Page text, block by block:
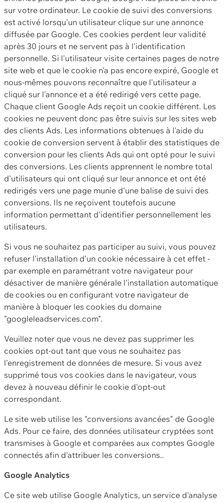
sur votre ordinateur. Le cookie de suivi des conversions
est activé lorsqu'un utilisateur clique sur une annonce
diffusée par Google. Ces cookies perdent leur validité
après 30 jours et ne servent pas à l'identification
personnelle. Si l'utilisateur visite certaines pages de notre
site web et que le cookie n'a pas encore expiré, Google et
nous-mêmes pouvons reconnaître que l'utilisateur a
cliqué sur l'annonce et a été redirigé vers cette page.
Chaque client Google Ads reçoit un cookie différent. Les
cookies ne peuvent donc pas être suivis sur les sites web
des clients Ads. Les informations obtenues à l'aide du
cookie de conversion servent à établir des statistiques de
conversion pour les clients Ads qui ont opté pour le suivi
des conversions. Les clients apprennent le nombre total
d'utilisateurs qui ont cliqué sur leur annonce et ont été
redirigés vers une page munie d'une balise de suivi des
conversions. Ils ne reçoivent toutefois aucune
information permettant d'identifier personnellement les
utilisateurs.
Si vous ne souhaitez pas participer au suivi, vous pouvez
refuser l'installation d'un cookie nécessaire à cet effet -
par exemple en paramétrant votre navigateur pour
désactiver de manière générale l'installation automatique
de cookies ou en configurant votre navigateur de
manière à bloquer les cookies du domaine
"googleleadservices.com".
Veuillez noter que vous ne devez pas supprimer les
cookies opt-out tant que vous ne souhaitez pas
l'enregistrement de données de mesure. Si vous avez
supprimé tous vos cookies dans le navigateur, vous
devez à nouveau définir le cookie d'opt-out
correspondant.
Le site web utilise les "conversions avancées" de Google
Ads. Pour ce faire, des données utilisateur cryptées sont
transmises à Google et comparées aux comptes Google
connectés afin d'attribuer les conversions..
Google Analytics
Ce site web utilise Google Analytics, un service d'analyse